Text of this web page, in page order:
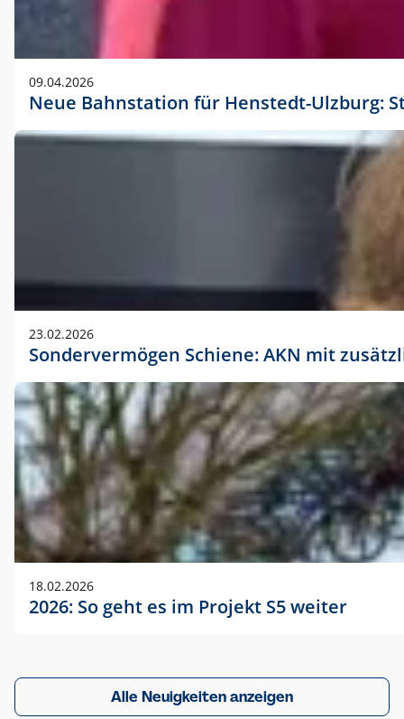
09.04.2026
Neue Bahnstation für Henstedt-Ulzburg:
23.02.2026
Sondervermögen Schiene: AKN mit
18.02.2026
2026: So geht es im Projekt S5 weiter
Alle Neuigkeiten anzeigen